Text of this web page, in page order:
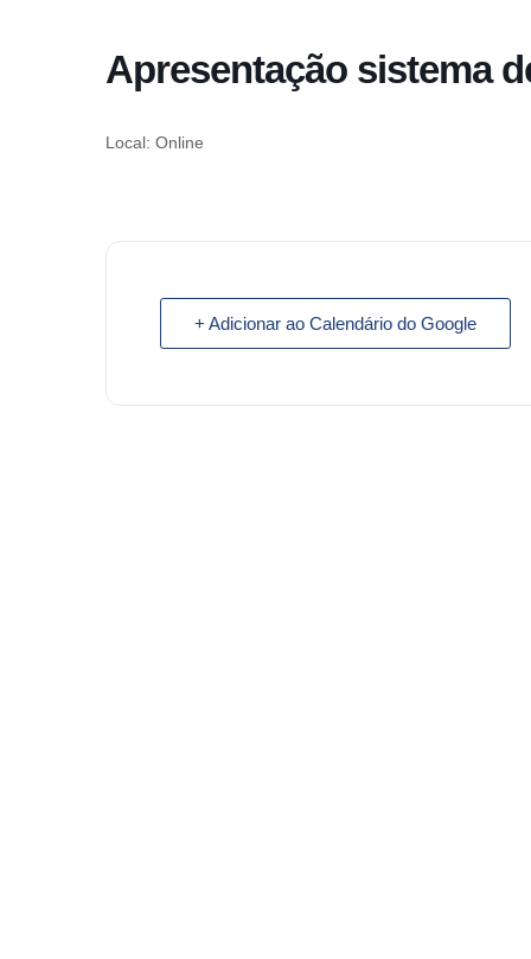
Apresentação sistema
Local: Online
+ Adicionar ao Calendário do Google